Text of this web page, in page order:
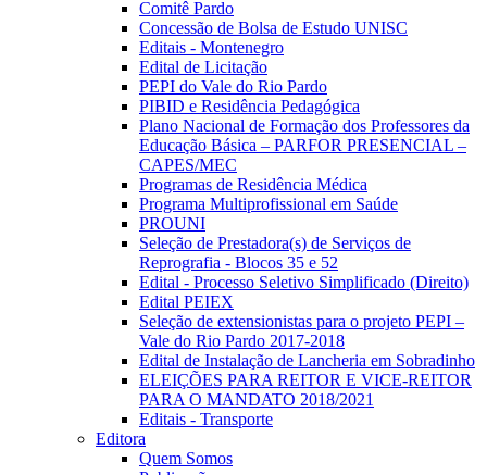
Comitê Pardo
Concessão de Bolsa de Estudo UNISC
Editais - Montenegro
Edital de Licitação
PEPI do Vale do Rio Pardo
PIBID e Residência Pedagógica
Plano Nacional de Formação dos Professores da
Educação Básica – PARFOR PRESENCIAL –
CAPES/MEC
Programas de Residência Médica
Programa Multiprofissional em Saúde
PROUNI
Seleção de Prestadora(s) de Serviços de
Reprografia - Blocos 35 e 52
Edital - Processo Seletivo Simplificado (Direito)
Edital PEIEX
Seleção de extensionistas para o projeto PEPI –
Vale do Rio Pardo 2017-2018
Edital de Instalação de Lancheria em Sobradinho
ELEIÇÕES PARA REITOR E VICE-REITOR
PARA O MANDATO 2018/2021
Editais - Transporte
Editora
Quem Somos